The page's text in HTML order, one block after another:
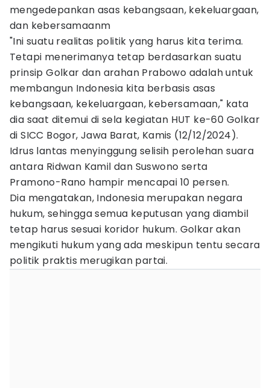
mengedepankan asas kebangsaan, kekeluargaan,
dan kebersamaanm
"Ini suatu realitas politik yang harus kita terima.
Tetapi menerimanya tetap berdasarkan suatu
prinsip Golkar dan arahan Prabowo adalah untuk
membangun Indonesia kita berbasis asas
kebangsaan, kekeluargaan, kebersamaan," kata
dia saat ditemui di sela kegiatan HUT ke-60 Golkar
di SICC Bogor, Jawa Barat, Kamis (12/12/2024).
Idrus lantas menyinggung selisih perolehan suara
antara Ridwan Kamil dan Suswono serta
Pramono-Rano hampir mencapai 10 persen.
Dia mengatakan, Indonesia merupakan negara
hukum, sehingga semua keputusan yang diambil
tetap harus sesuai koridor hukum. Golkar akan
mengikuti hukum yang ada meskipun tentu secara
politik praktis merugikan partai.